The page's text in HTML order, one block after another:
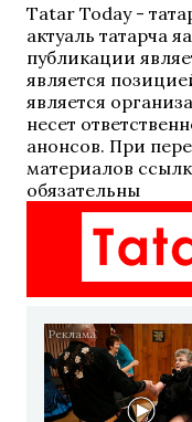
Tatar Today -
актуаль татарча
публикации
является
является
несет
анонсов. При
материалов
обязательны